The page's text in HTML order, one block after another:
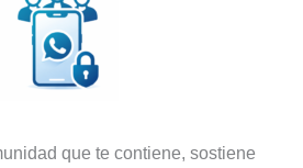
que te contiene, sostiene